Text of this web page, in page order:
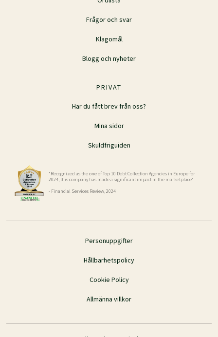
PRIVAT
Har du fått brev från oss?
Mina sidor
Skuldfriguiden
Frågor och svar
Klagomål
Blogg och nyheter
"Recognized as the one of Top 10 Debt Collection Agencies in Europe for
2024, this company has made a significant impact in the marketplace"
- Financial Services Review, 2024
Personuppgifter
Hållbarhetspolicy
Cookie Policy
Allmänna villkor